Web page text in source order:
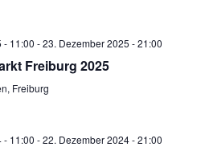
- 11:00 -23. Dezember 2025 - 21:00
Freiburg 2025
Freiburg
- 11:00 -22. Dezember 2024 - 21:00